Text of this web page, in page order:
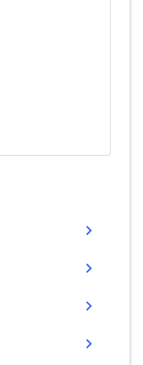
chevron_right
chevron_right
chevron_right
chevron_right